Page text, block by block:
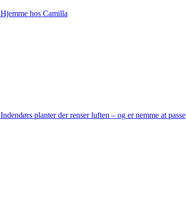
Hjemme hos Camilla
Indendørs planter der renser luften – og er nemme at passe